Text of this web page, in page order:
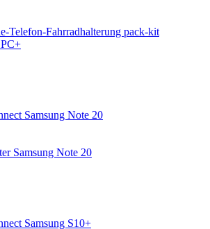
Telefon-Fahrradhalterung pack-kit
Samsung Note 20